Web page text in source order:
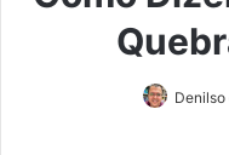
Denilso